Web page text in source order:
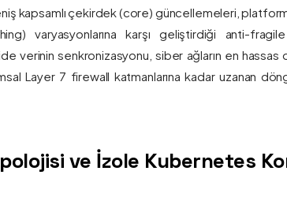
kapsamlı çekirdek (core) güncellemeleri,
varyasyonlarına karşı geliştirdiği anti-
verinin senkronizasyonu, siber ağların en hassas
Layer 7 firewall katmanlarına kadar uzanan
ve İzole Kubernetes